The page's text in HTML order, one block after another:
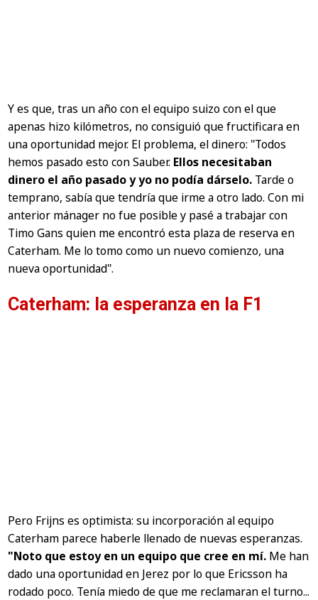
Y es que, tras un año con el equipo suizo con el que
apenas hizo kilómetros, no consiguió que fructificara en
una oportunidad mejor. El problema, el dinero: "Todos
hemos pasado esto con Sauber. Ellos necesitaban
dinero el año pasado y yo no podía dárselo. Tarde o
temprano, sabía que tendría que irme a otro lado. Con mi
anterior mánager no fue posible y pasé a trabajar con
Timo Gans quien me encontró esta plaza de reserva en
Caterham. Me lo tomo como un nuevo comienzo, una
nueva oportunidad".
Caterham: la esperanza en la F1
Pero Frijns es optimista: su incorporación al equipo
Caterham parece haberle llenado de nuevas esperanzas.
"Noto que estoy en un equipo que cree en mí. Me han
dado una oportunidad en Jerez por lo que Ericsson ha
rodado poco. Tenía miedo de que me reclamaran el turno...